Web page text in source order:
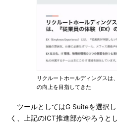
リクルートホールディングスは
の向上を目指してきた
ツールとしてはG Suiteを選択
く、上記のICT推進部がやろうと